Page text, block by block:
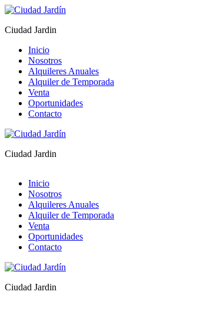
Ciudad Jardin
Inicio
Nosotros
Alquileres Anuales
Alquiler de Temporada
Venta
Oportunidades
Contacto
Ciudad Jardin
Inicio
Nosotros
Alquileres Anuales
Alquiler de Temporada
Venta
Oportunidades
Contacto
Ciudad Jardin